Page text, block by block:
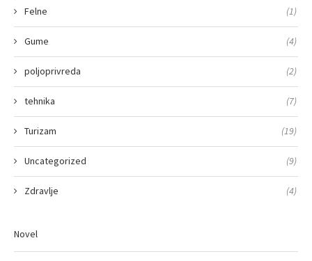
Felne (1)
Gume (4)
poljoprivreda (2)
tehnika (7)
Turizam (19)
Uncategorized (9)
Zdravlje (4)
Novel